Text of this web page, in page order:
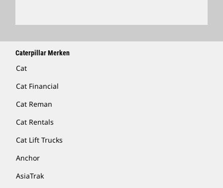
Caterpillar Merken
Cat
Cat Financial
Cat Reman
Cat Rentals
Cat Lift Trucks
Anchor
AsiaTrak